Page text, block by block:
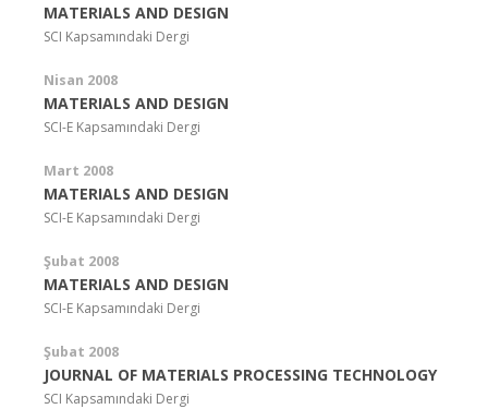
MATERIALS AND DESIGN
SCI Kapsamındaki Dergi
Nisan 2008
MATERIALS AND DESIGN
SCI-E Kapsamındaki Dergi
Mart 2008
MATERIALS AND DESIGN
SCI-E Kapsamındaki Dergi
Şubat 2008
MATERIALS AND DESIGN
SCI-E Kapsamındaki Dergi
Şubat 2008
JOURNAL OF MATERIALS PROCESSING TECHNOLOGY
SCI Kapsamındaki Dergi